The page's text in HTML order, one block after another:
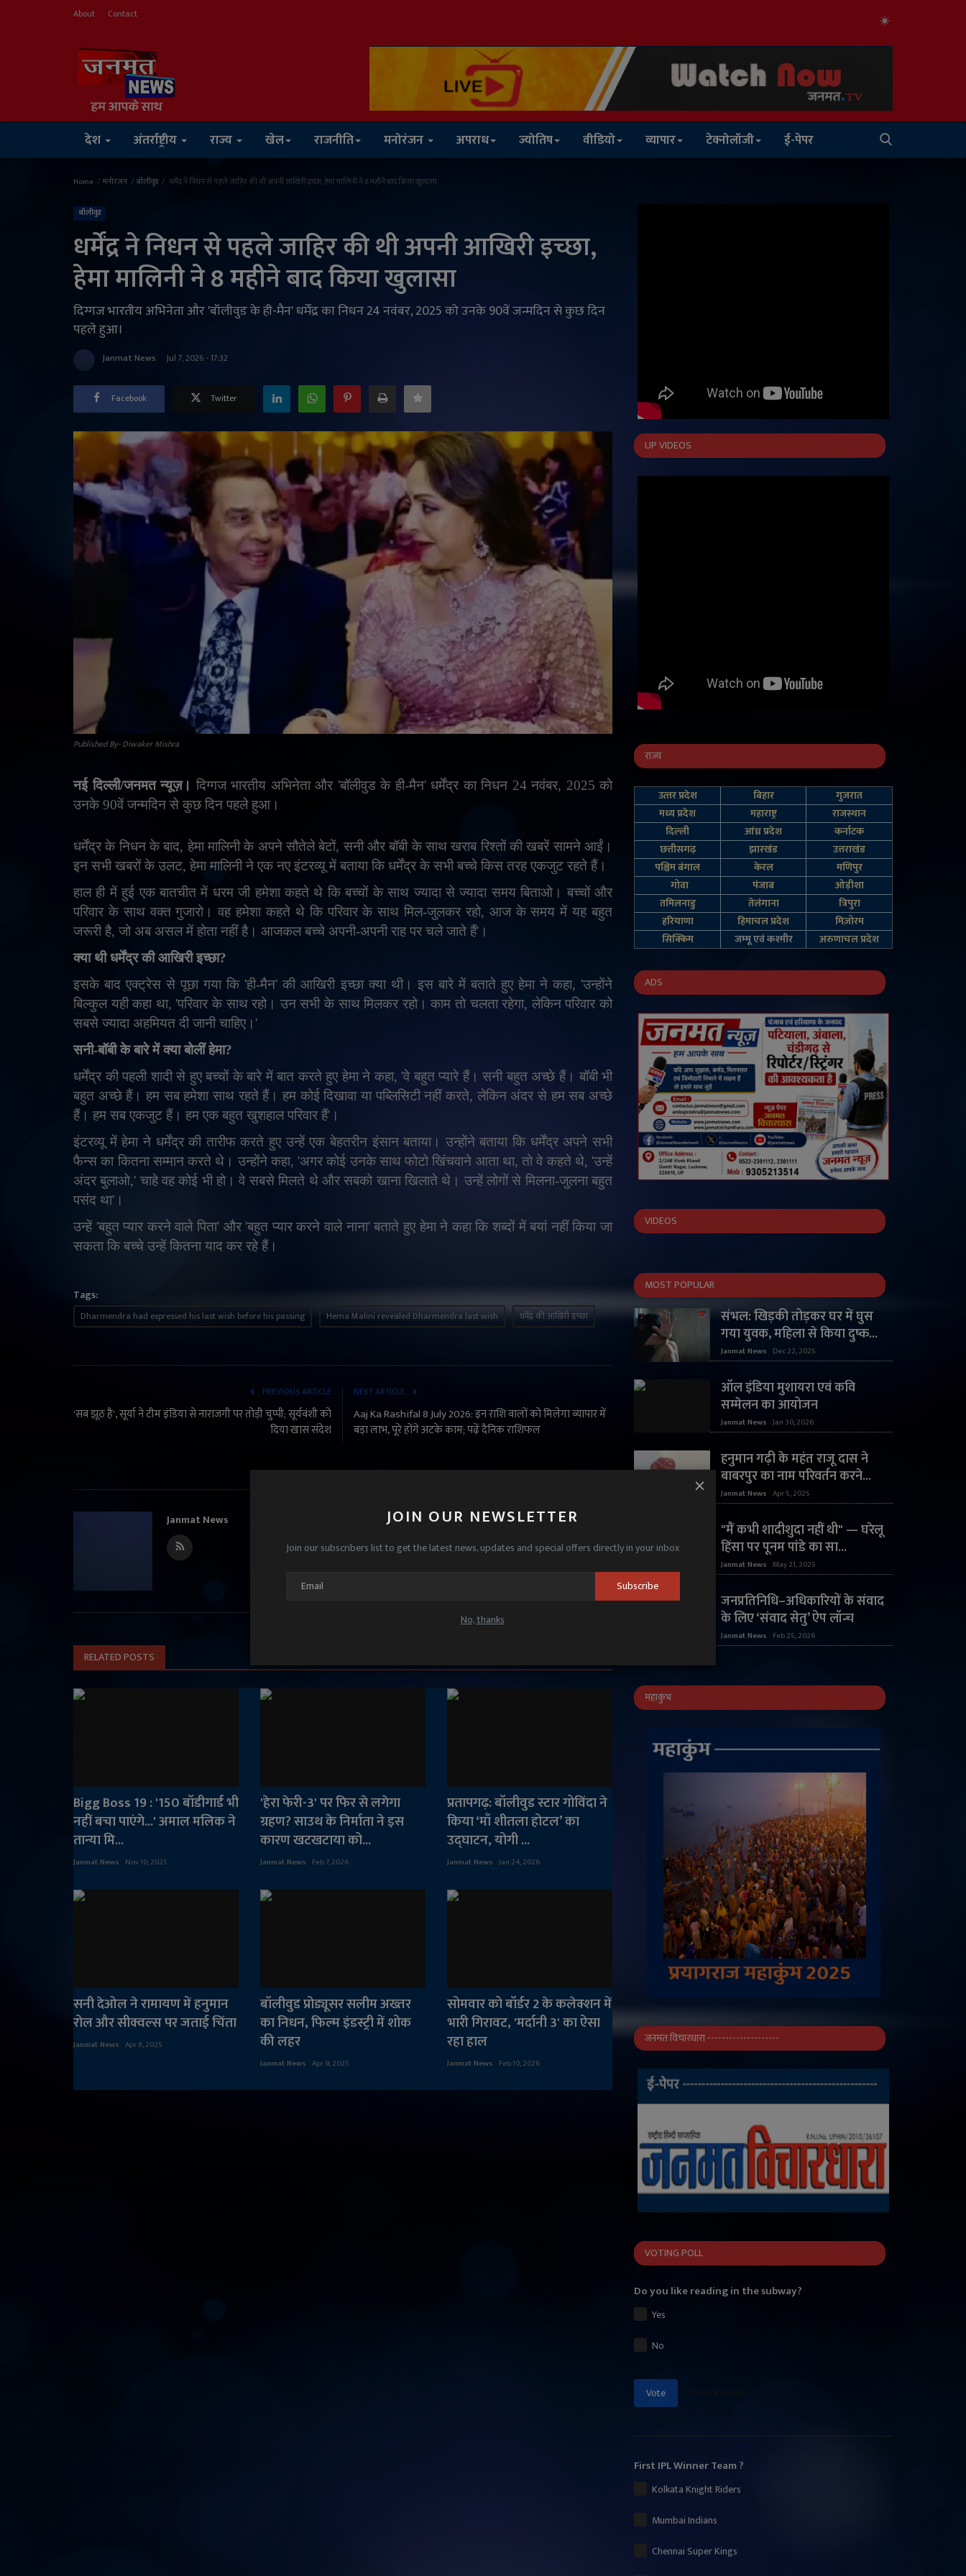
About Contact
देश अंतर्राष्ट्रीय राज्य खेल राजनीति मनोरंजन अपराध ज्योतिष वीडियो व्यापार टेक्नोलॉजी ई-पेपर
JOIN OUR NEWSLETTER
Join our subscribers list to get the latest news, updates and special offers directly in your inbox
Subscribe
No, thanks
Home मनोरंजन बॉलीवुड धर्मेंद्र ने निधन से पहले जाहिर की थी अपनी आखिरी इच्छा, हेमा मालिनी ने 8 महीने बाद किया खुलासा
बॉलीवुड
धर्मेंद्र ने निधन से पहले जाहिर की थी अपनी आखिरी इच्छा,
हेमा मालिनी ने 8 महीने बाद किया खुलासा
दिग्गज भारतीय अभिनेता और 'बॉलीवुड के ही-मैन' धर्मेंद्र का निधन 24 नवंबर, 2025 को उनके 90वें जन्मदिन से कुछ दिन
पहले हुआ।
Janmat News Jul 7, 2026 - 17:32
Facebook Twitter
Published By- Diwaker Mishra
नई दिल्ली/जनमत न्यूज़। दिग्गज भारतीय अभिनेता और 'बॉलीवुड के ही-मैन' धर्मेंद्र का निधन 24 नवंबर, 2025 को
उनके 90वें जन्मदिन से कुछ दिन पहले हुआ।
धर्मेंद्र के निधन के बाद, हेमा मालिनी के अपने सौतेले बेटों, सनी और बॉबी के साथ खराब रिश्तों की खबरें सामने आईं।
इन सभी खबरों के उलट, हेमा मालिनी ने एक नए इंटरव्यू में बताया कि धर्मेंद्र के सभी बच्चे किस तरह एकजुट रहते हैं।
हाल ही में हुई एक बातचीत में धरम जी हमेशा कहते थे कि बच्चों के साथ ज्यादा से ज्यादा समय बिताओ। बच्चों और
परिवार के साथ वक्त गुजारो। वह हमेशा कहते थे कि परिवार के साथ मिल-जुलकर रहो, आज के समय में यह बहुत
जरूरी है, जो अब असल में होता नहीं है। आजकल बच्चे अपनी-अपनी राह पर चले जाते हैं' ।
क्या थी धर्मेंद्र की आखिरी इच्छा?
इसके बाद एक्ट्रेस से पूछा गया कि 'ही-मैन'की आखिरी इच्छा क्या थी। इस बारे में बताते हुए हेमा ने कहा, 'उन्होंने
बिल्कुल यही कहा था, 'परिवार के साथ रहो। उन सभी के साथ मिलकर रहो। काम तो चलता रहेगा, लेकिन परिवार को
सबसे ज्यादा अहमियत दी जानी चाहिए। '
सनी-बॉबी के बारे में क्या बोलीं हेमा?
धर्मेंद्र की पहली शादी से हुए बच्चों के बारे में बात करते हुए हेमा ने कहा, 'वे बहुत प्यारे हैं। सनी बहुत अच्छे हैं। बॉबी भी
बहुत अच्छे हैं। हम सब हमेशा साथ रहते हैं। हम कोई दिखावा या पब्लिसिटी नहीं करते, लेकिन अंदर से हम सब अच्छे
हैं। हम सब एकजुट हैं। हम एक बहुत खुशहाल परिवार हैं' ।
इंटरव्यू में हेमा ने धर्मेंद्र की तारीफ करते हुए उन्हें एक बेहतरीन इंसान बताया। उन्होंने बताया कि धर्मेंद्र अपने सभी
फैन्स का कितना सम्मान करते थे। उन्होंने कहा, 'अगर कोई उनके साथ फोटो खिंचवाने आता था, तो वे कहते थे, 'उन्हें
अंदर बुलाओ,' चाहे वह कोई भी हो। वे सबसे मिलते थे और सबको खाना खिलाते थे। उन्हें लोगों से मिलना-जुलना बहुत
पसंद था' ।
उन्हें 'बहुत प्यार करने वाले पिता' और 'बहुत प्यार करने वाले नाना'बताते हुए हेमा ने कहा कि शब्दों में बयां नहीं किया जा
सकता कि बच्चे उन्हें कितना याद कर रहे हैं।
Tags:
Dharmendra had expressed his last wish before his passing Hema Malini revealed Dharmendra last wish धर्मेंद्र की आखिरी इच्छा
PREVIOUS ARTICLE
'सब झूठ है', सूर्या ने टीम इंडिया से नाराजगी पर तोड़ी चुप्पी; सूर्यवंशी को
दिया खास संदेश
NEXT ARTICLE
Aaj Ka Rashifal 8 July 2026: इन राशि वालों को मिलेगा व्यापार में
बड़ा लाभ, पूरे होंगे अटके काम; पढ़ें दैनिक राशिफल
Janmat News
RELATED POSTS
Bigg Boss 19 : '150 बॉडीगार्ड भी
नहीं बचा पाएंगे...' अमाल मलिक ने
तान्या मि...
Janmat News Nov 10, 2025
'हेरा फेरी-3' पर फिर से लगेगा
ग्रहण? साउथ के निर्माता ने इस
कारण खटखटाया को...
Janmat News Feb 7, 2026
प्रतापगढ़: बॉलीवुड स्टार गोविंदा ने
किया ‘माँ शीतला होटल’ का
उद्घाटन, योगी ...
Janmat News Jan 24, 2026
सनी देओल ने रामायण में हनुमान
रोल और सीक्वल्स पर जताई चिंता
Janmat News Apr 8, 2025
बॉलीवुड प्रोड्यूसर सलीम अख्तर
का निधन, फिल्म इंडस्ट्री में शोक
की लहर
Janmat News Apr 9, 2025
सोमवार को बॉर्डर 2 के कलेक्शन में
भारी गिरावट, 'मर्दानी 3' का ऐसा
रहा हाल
Janmat News Feb 10, 2026
UP VIDEOS
राज्य
उत्‍तर प्रदेश बिहार
गुजरात
मध्य प्रदेश
महाराष्ट्र
राजस्थान
दिल्‍ली
आंध्र प्रदेश
कर्नाटक
छत्तीसगढ़
झारखंड
उत्तराखंड
पश्चिम बंगाल
केरल
मणिपुर
गोवा
पंजाब
ओड़ीशा
तमिलनाडु
तेलंगाना
त्रिपुरा
हरियाणा
हिमाचल प्रदेश
मिज़ोरम
सिक्किम
जम्‍मू एवं कश्‍मीर अरुणाचल प्रदेश
ADS
VIDEOS
MOST POPULAR
संभल: खिड़की तोड़कर घर में घुस
गया युवक, महिला से किया दुष्क...
Janmat News Dec 22, 2025
ऑल इंडिया मुशायरा एवं कवि
सम्मेलन का आयोजन
Janmat News Jan 30, 2026
हनुमान गढ़ी के महंत राजू दास ने
बाबरपुर का नाम परिवर्तन करने...
Janmat News Apr 5, 2025
"मैं कभी शादीशुदा नहीं थी" — घरेलू
हिंसा पर पूनम पांडे का सा...
Janmat News May 21, 2025
जनप्रतिनिधि–अधिकारियों के संवाद
के लिए ‘संवाद सेतु’ ऐप लॉन्च
Janmat News Feb 25, 2026
महाकुंभ
जनमत विचारधारा --------------------
VOTING POLL
Do you like reading in the subway?
Yes
No
Vote
First IPL Winner Team ?
Kolkata Knight Riders
Mumbai Indians
Chennai Super Kings